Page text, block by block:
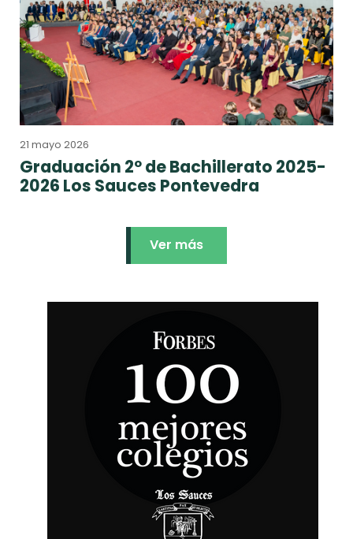
21 mayo 2026
Graduación 2º de Bachillerato 2025-
2026 Los Sauces Pontevedra
Ver más